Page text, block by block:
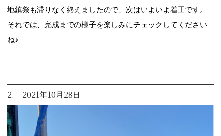
地鎮祭も滞りなく終えましたので、次はいよいよ着工です。
それでは、完成までの様子を楽しみにチェックしてください
ね♪
2. 2021年10月28日